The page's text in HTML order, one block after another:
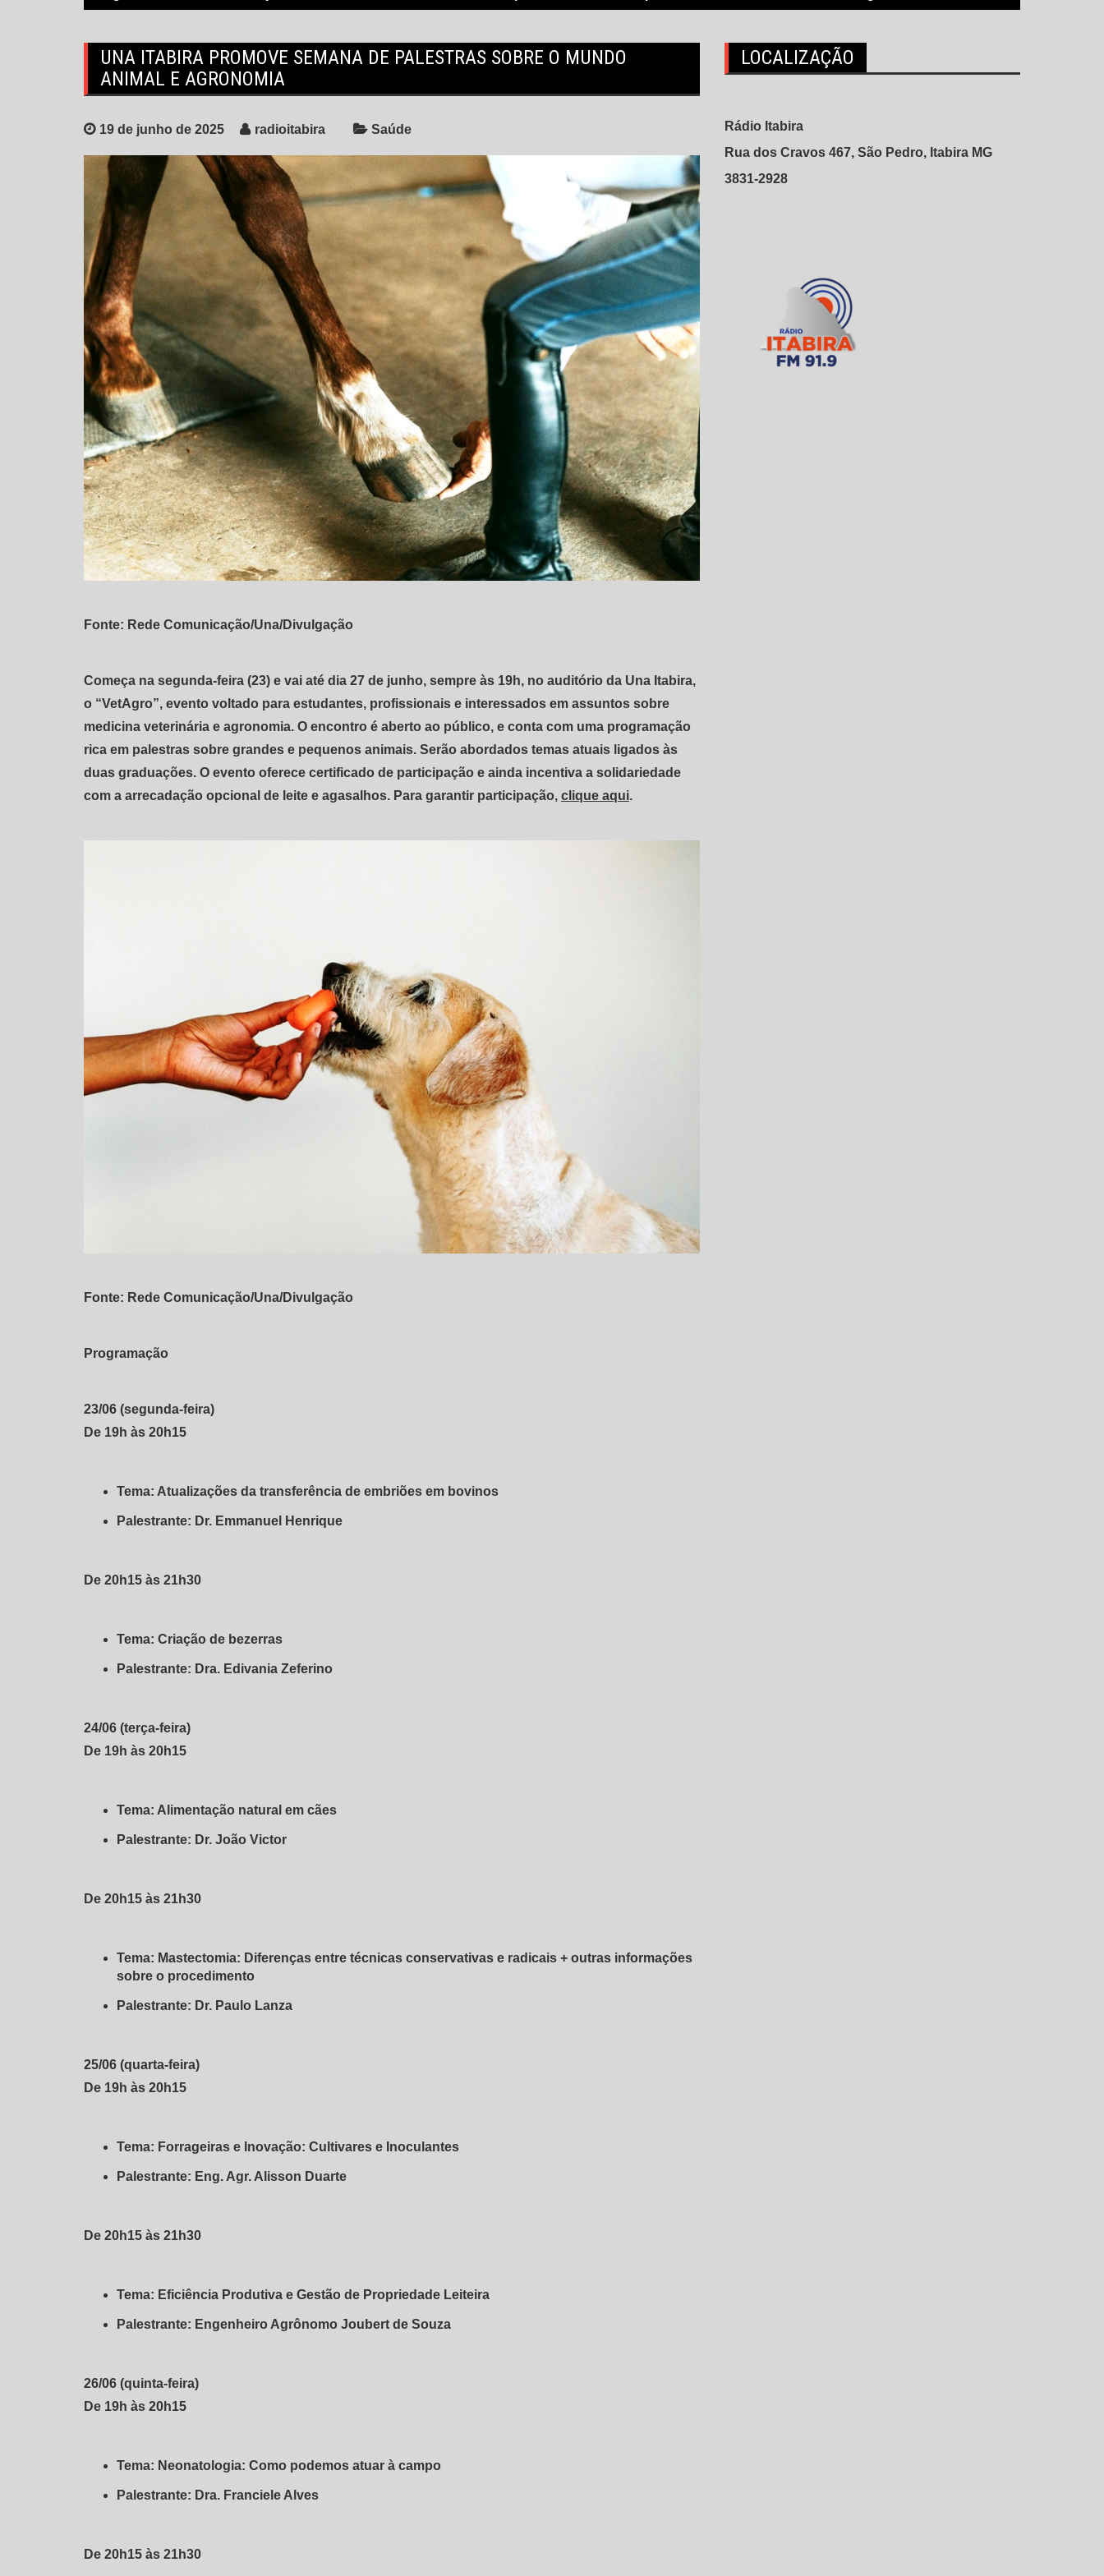
UNA ITABIRA PROMOVE SEMANA DE PALESTRAS SOBRE O MUNDO
ANIMAL E AGRONOMIA
19 de junho de 2025 radioitabira Saúde
Fonte: Rede Comunicação/Una/Divulgação
Começa na segunda-feira (23) e vai até dia 27 de junho, sempre às 19h, no auditório da Una Itabira,
o “VetAgro”, evento voltado para estudantes, profissionais e interessados em assuntos sobre
medicina veterinária e agronomia. O encontro é aberto ao público, e conta com uma programação
rica em palestras sobre grandes e pequenos animais. Serão abordados temas atuais ligados às
duas graduações. O evento oferece certificado de participação e ainda incentiva a solidariedade
com a arrecadação opcional de leite e agasalhos. Para garantir participação, clique aqui.
Fonte: Rede Comunicação/Una/Divulgação
Programação
23/06 (segunda-feira)
De 19h às 20h15
Tema: Atualizações da transferência de embriões em bovinos
Palestrante: Dr. Emmanuel Henrique
De 20h15 às 21h30
Tema: Criação de bezerras
Palestrante: Dra. Edivania Zeferino
24/06 (terça-feira)
De 19h às 20h15
Tema: Alimentação natural em cães
Palestrante: Dr. João Victor
De 20h15 às 21h30
Tema: Mastectomia: Diferenças entre técnicas conservativas e radicais + outras informações
sobre o procedimento
Palestrante: Dr. Paulo Lanza
25/06 (quarta-feira)
De 19h às 20h15
Tema: Forrageiras e Inovação: Cultivares e Inoculantes
Palestrante: Eng. Agr. Alisson Duarte
De 20h15 às 21h30
Tema: Eficiência Produtiva e Gestão de Propriedade Leiteira
Palestrante: Engenheiro Agrônomo Joubert de Souza
26/06 (quinta-feira)
De 19h às 20h15
Tema: Neonatologia: Como podemos atuar à campo
Palestrante: Dra. Franciele Alves
De 20h15 às 21h30
LOCALIZAÇÃO
Rádio Itabira
Rua dos Cravos 467, São Pedro, Itabira MG
3831-2928